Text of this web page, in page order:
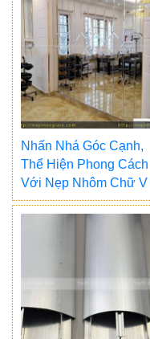
Nhấn Nhá Góc Cạnh,
Thể Hiện Phong Cách
Với Nẹp Nhôm Chữ V